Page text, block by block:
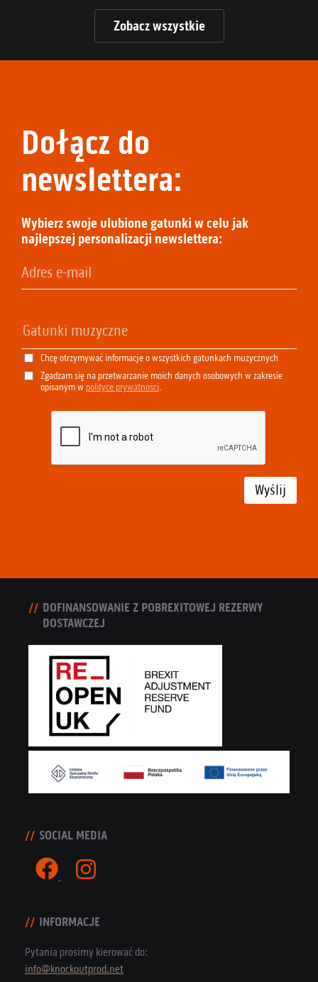
Zobacz wszystkie
Dołącz do
newslettera:
Wybierz swoje ulubione gatunki w celu jak
najlepszej personalizacji newslettera:
Chcę otrzymywać informacje o wszystkich gatunkach muzycznych
Zgadzam się na przetwarzanie moich danych osobowych w zakresie
opisanym w polityce prywatności.
Wyślij
DOFINANSOWANIE Z POBREXITOWEJ REZERWY
DOSTAWCZEJ
SOCIAL MEDIA
INFORMACJE
Pytania prosimy kierować do:
info@knockoutprod.net